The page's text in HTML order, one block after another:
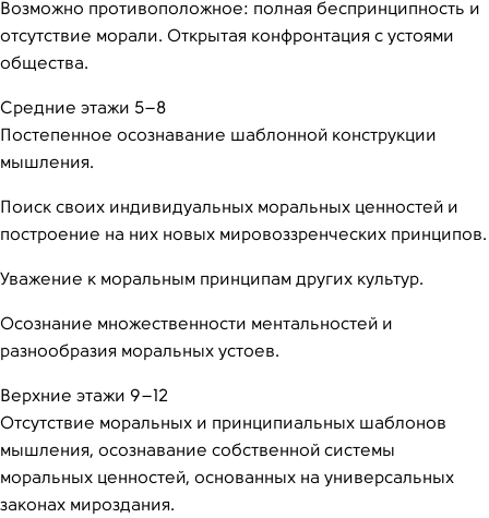
Возможно противоположное: полная беспринципность и
отсутствие морали. Открытая конфронтация с устоями
общества.
Средние этажи 5–8
Постепенное осознавание шаблонной конструкции
мышления.
Поиск своих индивидуальных моральных ценностей и
построение на них новых мировоззренческих принципов.
Уважение к моральным принципам других культур.
Осознание множественности ментальностей и
разнообразия моральных устоев.
Верхние этажи 9–12
Отсутствие моральных и принципиальных шаблонов
мышления, осознавание собственной системы
моральных ценностей, основанных на универсальных
законах мироздания.